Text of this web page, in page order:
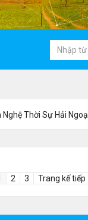
Thời Sự Hải
2 3 Trang kế tiếp